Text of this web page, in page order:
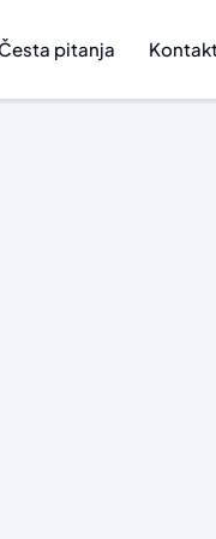
Česta pitanja